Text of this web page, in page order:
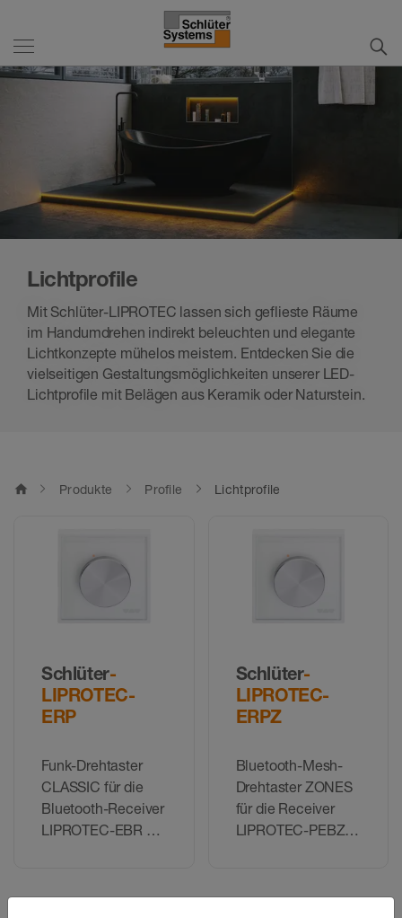
Lichtprofile
Mit Schlüter-LIPROTEC lassen sich geflieste Räume
im Handumdrehen indirekt beleuchten und elegante
Lichtkonzepte mühelos meistern. Entdecken Sie die
vielseitigen Gestaltungsmöglichkeiten unserer LED-
Lichtprofile mit Belägen aus Keramik oder Naturstein.
home Produkte Profile Lichtprofile
Schlüter-
LIPROTEC-
ERP
Funk-Drehtaster
CLASSIC für die
Bluetooth-Receiver
LIPROTEC-EBR &
Schlüter-
LIPROTEC-
ERPZ
Bluetooth-Mesh-
Drehtaster ZONES
für die Receiver
LIPROTEC-PEBZR